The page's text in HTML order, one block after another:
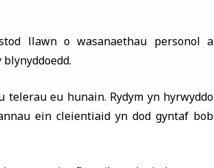
llawn o wasanaethau personol a
eu hunain. Rydym yn hyrwyddo
ein cleientiaid yn dod gyntaf bob